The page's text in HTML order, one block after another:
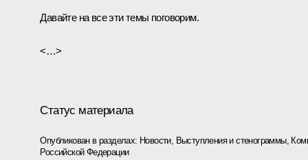
Давайте на все эти темы поговорим.
<…>
Статус материала
Опубликован в разделах: Новости, Выступления и стенограммы,
Российской Федерации